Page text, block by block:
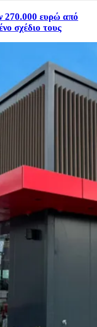
270.000 ευρώ από
σχέδιο τους